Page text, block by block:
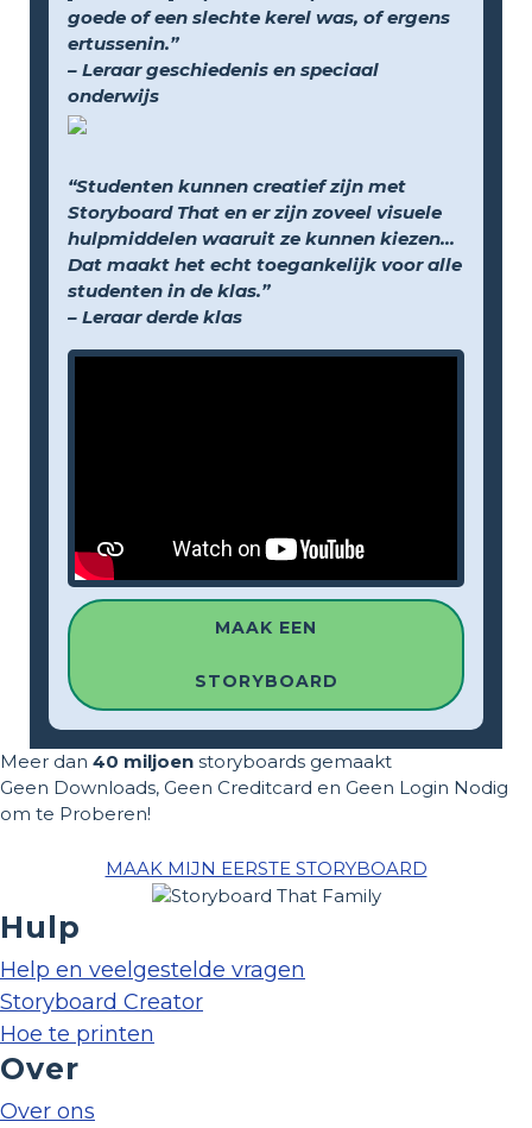
goede of een slechte kerel was, of ergens
ertussenin.”
– Leraar geschiedenis en speciaal
onderwijs
“Studenten kunnen creatief zijn met
Storyboard That en er zijn zoveel visuele
hulpmiddelen waaruit ze kunnen kiezen...
Dat maakt het echt toegankelijk voor alle
studenten in de klas.”
– Leraar derde klas
MAAK EEN
STORYBOARD
Meer dan 40 miljoen storyboards gemaakt
Geen Downloads, Geen Creditcard en Geen Login Nodig
om te Proberen!
MAAK MIJN EERSTE STORYBOARD
Hulp
Help en veelgestelde vragen
Storyboard Creator
Hoe te printen
Over
Over ons